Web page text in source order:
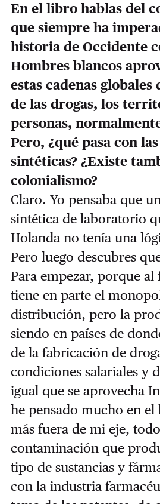
En el libro hablas del
que siempre ha
historia de Occidente
Hombres blancos
estas cadenas
de las drogas, los
personas,
Pero, ¿qué pasa con
sintéticas? ¿Existe
colonialismo?
Claro. Yo pensaba que
sintética de laboratorio
Holanda no tenía una
Pero luego descubres
Para empezar, porque
tiene en parte el
distribución, pero la
siendo en países de
de la fabricación de
condiciones salariales y
igual que se aprovecha
he pensado mucho en
más fuera de mi eje,
contaminación que
tipo de sustancias y
con la industria